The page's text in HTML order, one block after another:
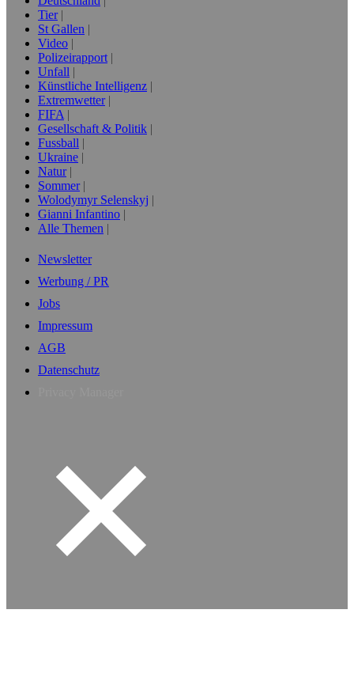
Tier
St Gallen
Video
Polizeirapport
Unfall
Künstliche Intelligenz
Extremwetter
FIFA
Gesellschaft & Politik
Fussball
Ukraine
Natur
Sommer
Wolodymyr Selenskyj
Gianni Infantino
Alle Themen
Newsletter
Werbung / PR
Jobs
Impressum
AGB
Datenschutz